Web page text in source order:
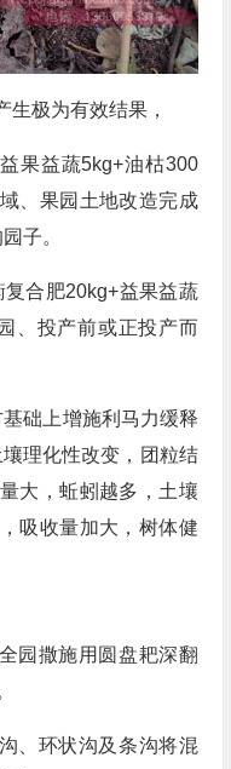
生极为有效结果，
果益蔬5kg+油枯300
、果园土地改造完成
子。
合肥20kg+益果益蔬
、投产前或正投产而
础上增施利马力缓释
理化性改变，团粒结
大，蚯蚓越多，土壤
吸收量加大，树体健
园撒施用圆盘耙深翻
、环状沟及条沟将混